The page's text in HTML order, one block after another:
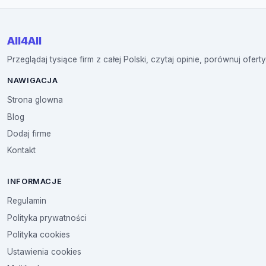
All4All
Przeglądaj tysiące firm z całej Polski, czytaj opinie, porównuj
NAWIGACJA
Strona glowna
Blog
Dodaj firme
Kontakt
INFORMACJE
Regulamin
Polityka prywatności
Polityka cookies
Ustawienia cookies